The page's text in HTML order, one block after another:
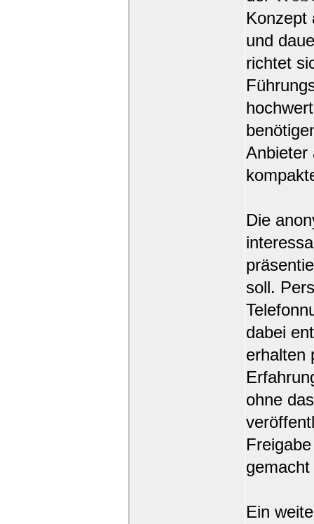
Konzept
und
richtet
Anbieter
Die
soll.
dabei
erhalten
ohne
Ein